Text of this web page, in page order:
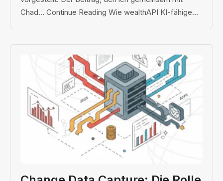
Chad… Continue Reading Wie wealthAPI KI-fähige...